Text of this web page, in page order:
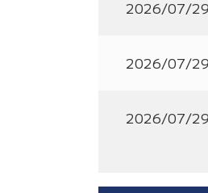
2026/07/29
2026/07/29
2026/07/29